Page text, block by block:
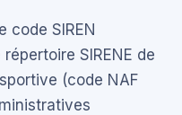
code SIREN
SIRENE de
(code NAF